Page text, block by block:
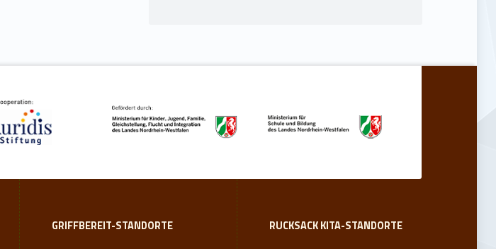
GRIFFBEREIT-STANDORTE RUCKSACK KITA-STANDORTE